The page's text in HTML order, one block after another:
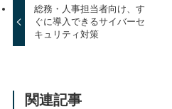
総務・人事担当者向け、す
ぐに導入できるサイバーセ
キュリティ対策
関連記事